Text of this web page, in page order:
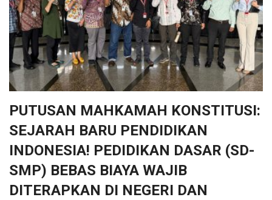
PUTUSAN MAHKAMAH KONSTITUSI:
SEJARAH BARU PENDIDIKAN
INDONESIA! PEDIDIKAN DASAR (SD-
SMP) BEBAS BIAYA WAJIB
DITERAPKAN DI NEGERI DAN